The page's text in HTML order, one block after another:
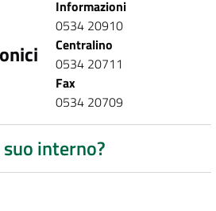
Informazioni
0534 20910
Centralino
0534 20711
Fax
0534 20709
suo interno?